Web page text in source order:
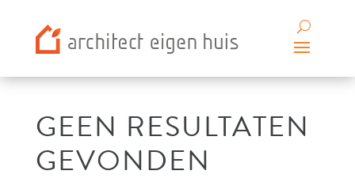
GEEN RESULTATEN
GEVONDEN